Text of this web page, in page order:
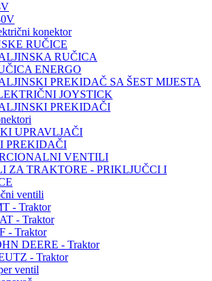
konektor
RUČICE
RUČICA
ENERGO
PREKIDAČ SA ŠEST MIJESTA
JOYSTICK
PREKIDAČI
UPRAVLJAČI
PREKIDAČI
VENTILI
ZA TRAKTORE - PRIKLJUČCI I
ventili
- Traktor
- Traktor
- Traktor
DEERE - Traktor
- Traktor
ventil